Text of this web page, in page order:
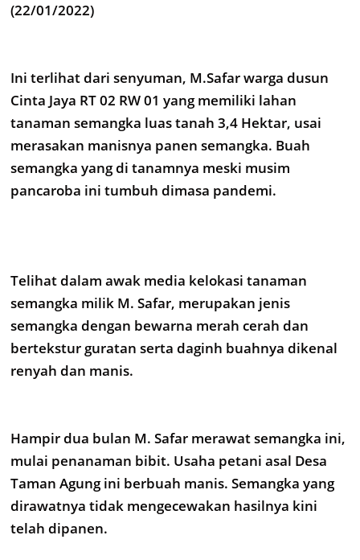
(22/01/2022)
Ini terlihat dari senyuman, M.Safar warga dusun
Cinta Jaya RT 02 RW 01 yang memiliki lahan
tanaman semangka luas tanah 3,4 Hektar, usai
merasakan manisnya panen semangka. Buah
semangka yang di tanamnya meski musim
pancaroba ini tumbuh dimasa pandemi.
Telihat dalam awak media kelokasi tanaman
semangka milik M. Safar, merupakan jenis
semangka dengan bewarna merah cerah dan
bertekstur guratan serta daginh buahnya dikenal
renyah dan manis.
Hampir dua bulan M. Safar merawat semangka ini,
mulai penanaman bibit. Usaha petani asal Desa
Taman Agung ini berbuah manis. Semangka yang
dirawatnya tidak mengecewakan hasilnya kini
telah dipanen.